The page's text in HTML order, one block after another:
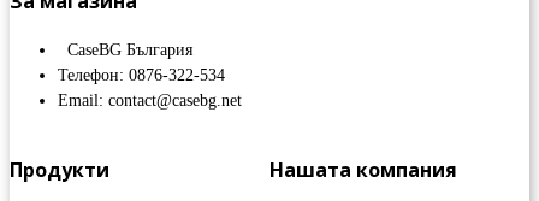
CaseBG България
Телефон: 0876-322-534
Email: contact@casebg.net
Продукти Нашата компания